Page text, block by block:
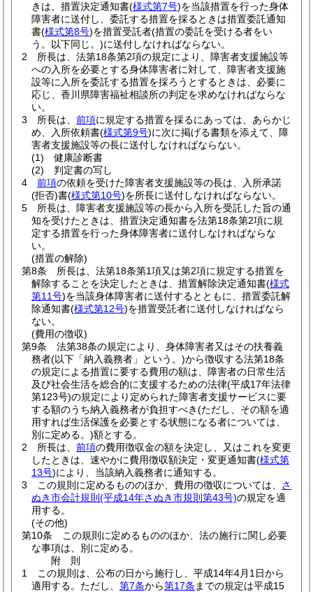
きは、措置決定通知書(様式第7号)を当該措置を行った身体
障害者に送付し、委託する措置を採るときは措置委託通知
書(様式第8号)を措置受託者(措置の委託を受ける者をい
う。以下同じ。)に送付しなければならない。
2
所長は、法第18条第2項の規定により、障害者支援施設等
への入所を必要とする身体障害者に対して、障害者支援施
設等に入所を委託する措置を採ろうとするときは、必要に
応じ、香川県障害福祉相談所の判定を求めなければならな
い。
3
所長は、 前項に規定する措置を採るにあっては、あらかじ
め、入所依頼書(様式第9号)に次に掲げる書類を添えて、障
害者支援施設等の長に送付しなければならない。
(1)
健康診断書
(2)
判定書の写し
4
前項の依頼を受けた障害者支援施設等の長は、入所承諾
(拒否)書(様式第10号)を所長に送付しなければならない。
5
所長は、障害者支援施設等の長から入所を受託した旨の通
知を受けたときは、措置決定通知書を法第18条第2項に規
定する措置を行った身体障害者に送付しなければならな
い。
(措置の解除)
第8条
所長は、法第18条第1項又は第2項に規定する措置を
解除することを決定したときは、措置解除決定通知書(様式
第11号)を当該身体障害者に送付するとともに、措置委託解
除通知書(様式第12号)を措置受託者に送付しなければなら
ない。
(費用の徴収)
第9条
法第38条の規定により、身体障害者又はその扶養義
務者(以下「納入義務者」という。)から徴収する法第18条
の規定による措置に要する費用の額は、障害者の日常生活
及び社会生活を総合的に支援するための法律(平成17年法律
第123号)の規定により定められた障害者支援サービスに要
する額のうち納入義務者が負担すべき(ただし、その額を適
用すれば生活保護を必要とする状態になる者については、
別に定める。)額とする。
2
所長は、 前項の費用徴収金の額を決定し、又はこれを変更
したときは、速やかに費用徴収額決定・変更通知書(様式第
13号)により、当該納入義務者に通知する。
3
この規則に定めるもののほか、費用の徴収については、 さ
ぬき市会計規則 (平成14年さぬき市規則第43号)の規定を適
用する。
(その他)
第10条
この規則に定めるもののほか、法の施行に関し必要
な事項は、別に定める。
附 則
1
この規則は、公布の日から施行し、平成14年4月1日から
適用する。 ただし、 第7条から第17条 までの規定は平成15